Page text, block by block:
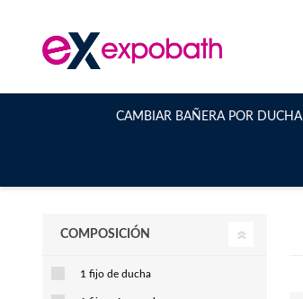
CAMBIAR BAÑERA POR DUCHA
COMPOSICIÓN
1 fijo de ducha